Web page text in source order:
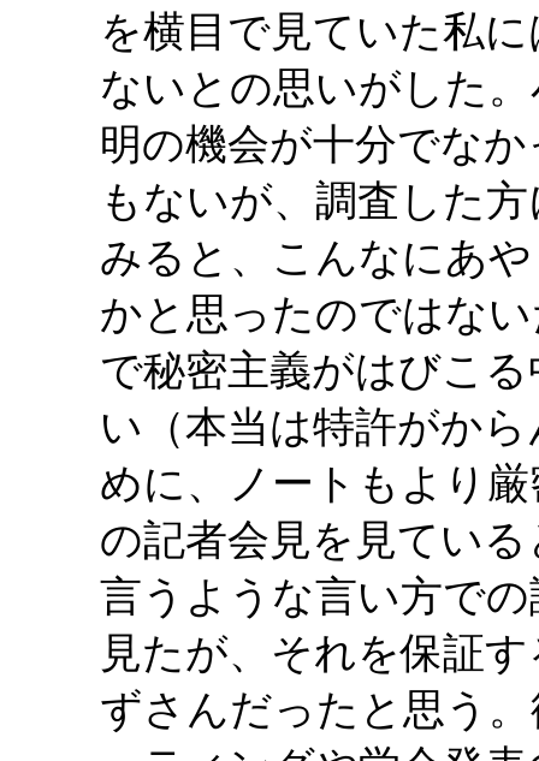
を横目で見ていた私
ないとの思いがした
明の機会が十分でな
もないが、調査した
みると、こんなにあ
かと思ったのではな
で秘密主義がはびこ
い（本当は特許がか
めに、ノートもより
の記者会見を見てい
言うような言い方で
見たが、それを保証
ずさんだったと思う